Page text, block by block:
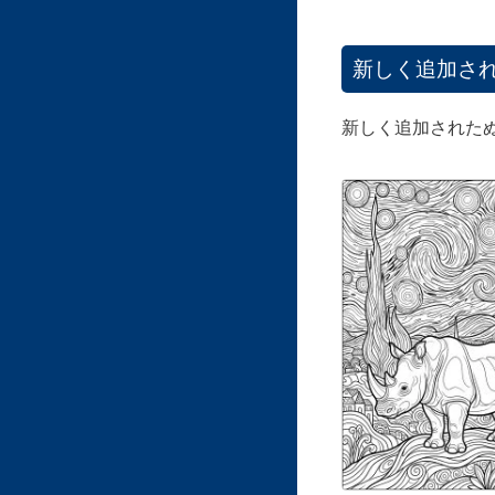
新しく追加さ
新しく追加された